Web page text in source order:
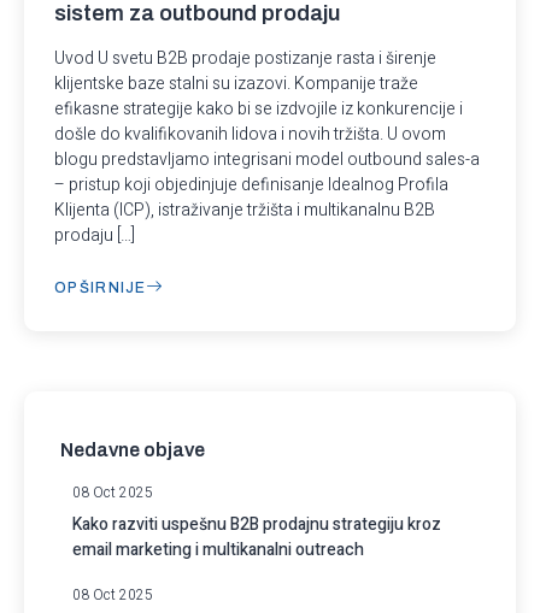
sistem za outbound prodaju
Uvod U svetu B2B prodaje postizanje rasta i širenje
klijentske baze stalni su izazovi. Kompanije traže
efikasne strategije kako bi se izdvojile iz konkurencije i
došle do kvalifikovanih lidova i novih tržišta. U ovom
blogu predstavljamo integrisani model outbound sales-a
– pristup koji objedinjuje definisanje Idealnog Profila
Klijenta (ICP), istraživanje tržišta i multikanalnu B2B
prodaju […]
OPŠIRNIJE
Nedavne objave
08 Oct 2025
Kako razviti uspešnu B2B prodajnu strategiju kroz
email marketing i multikanalni outreach
08 Oct 2025